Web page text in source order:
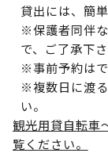
貸出には、簡
※保護者同伴
で、ご了承下さ
※事前予約はで
※複数日に渡
い。
観光用貸自転車
覧ください。